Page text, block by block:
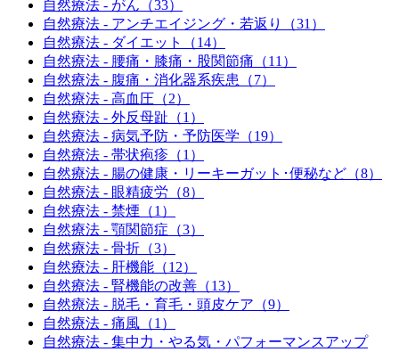
自然療法 - がん（33）
自然療法 - アンチエイジング・若返り（31）
自然療法 - ダイエット（14）
自然療法 - 腰痛・膝痛・股関節痛（11）
自然療法 - 腹痛・消化器系疾患（7）
自然療法 - 高血圧（2）
自然療法 - 外反母趾（1）
自然療法 - 病気予防・予防医学（19）
自然療法 - 帯状疱疹（1）
自然療法 - 腸の健康・リーキーガット･便秘など（8）
自然療法 - 眼精疲労（8）
自然療法 - 禁煙（1）
自然療法 - 顎関節症（3）
自然療法 - 骨折（3）
自然療法 - 肝機能（12）
自然療法 - 腎機能の改善（13）
自然療法 - 脱毛・育毛・頭皮ケア（9）
自然療法 - 痛風（1）
自然療法 - 集中力・やる気・パフォーマンスアップ